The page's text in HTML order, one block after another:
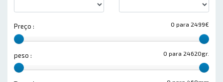
0 para 2499€
Preço :
0 para 24620gr.
peso :